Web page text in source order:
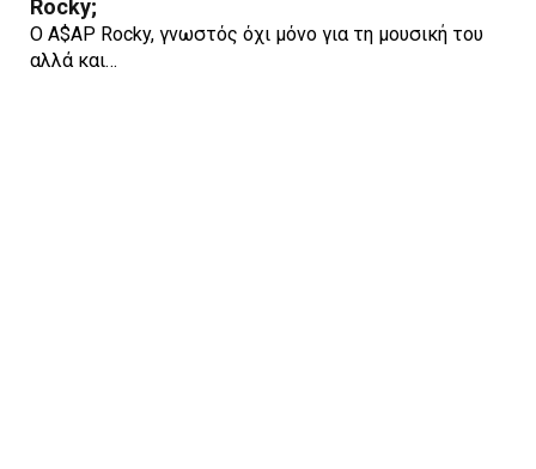
Rocky;
Ο A$AP Rocky, γνωστός όχι μόνο για τη μουσική του
αλλά και…